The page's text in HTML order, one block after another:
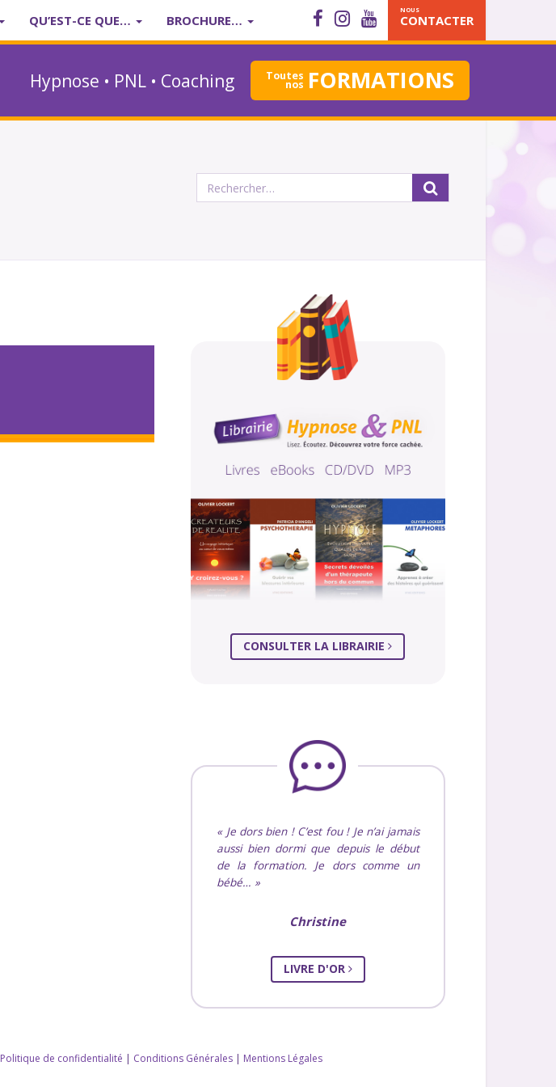
QU’EST-CE QUE… BROCHURE…
NOUS
CONTACTER
Hypnose • PNL • Coaching Toutes
nos FORMATIONS
Rechercher :
CONSULTER LA LIBRAIRIE
Je dors bien ! C’est fou ! Je n’ai jamais
aussi bien dormi que depuis le début
de la formation. Je dors comme un
bébé…
Christine
LIVRE D'OR
Politique de confidentialité | Conditions Générales | Mentions Légales